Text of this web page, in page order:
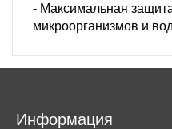
- Максимальная
микроорганизмов и
Информация